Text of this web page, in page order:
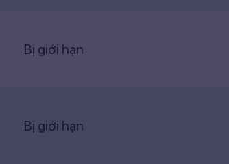
Bị giới hạn
Bị giới hạn